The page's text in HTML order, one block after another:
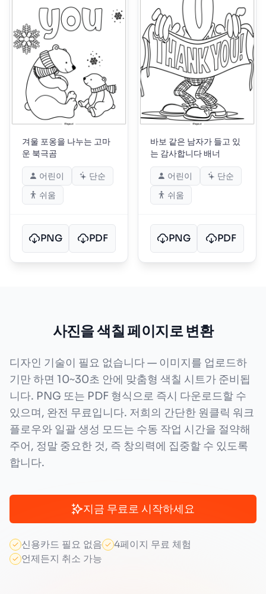
겨울 포옹을 나누는 고마
운 북극곰
어린이
단순
쉬움
PNG PDF
바보 같은 남자가 들고 있
는 감사합니다 배너
어린이
단순
쉬움
PNG PDF
사진을 색칠 페이지로 변환
디자인 기술이 필요 없습니다 — 이미지를 업로드하
기만 하면 10~30초 안에 맞춤형 색칠 시트가 준비됩
니다. PNG 또는 PDF 형식으로 즉시 다운로드할 수
있으며, 완전 무료입니다. 저희의 간단한 원클릭 워크
플로우와 일괄 생성 모드는 수동 작업 시간을 절약해
주어, 정말 중요한 것, 즉 창의력에 집중할 수 있도록
합니다.
지금 무료로 시작하세요
신용카드 필요 없음
4페이지 무료 체험
언제든지 취소 가능